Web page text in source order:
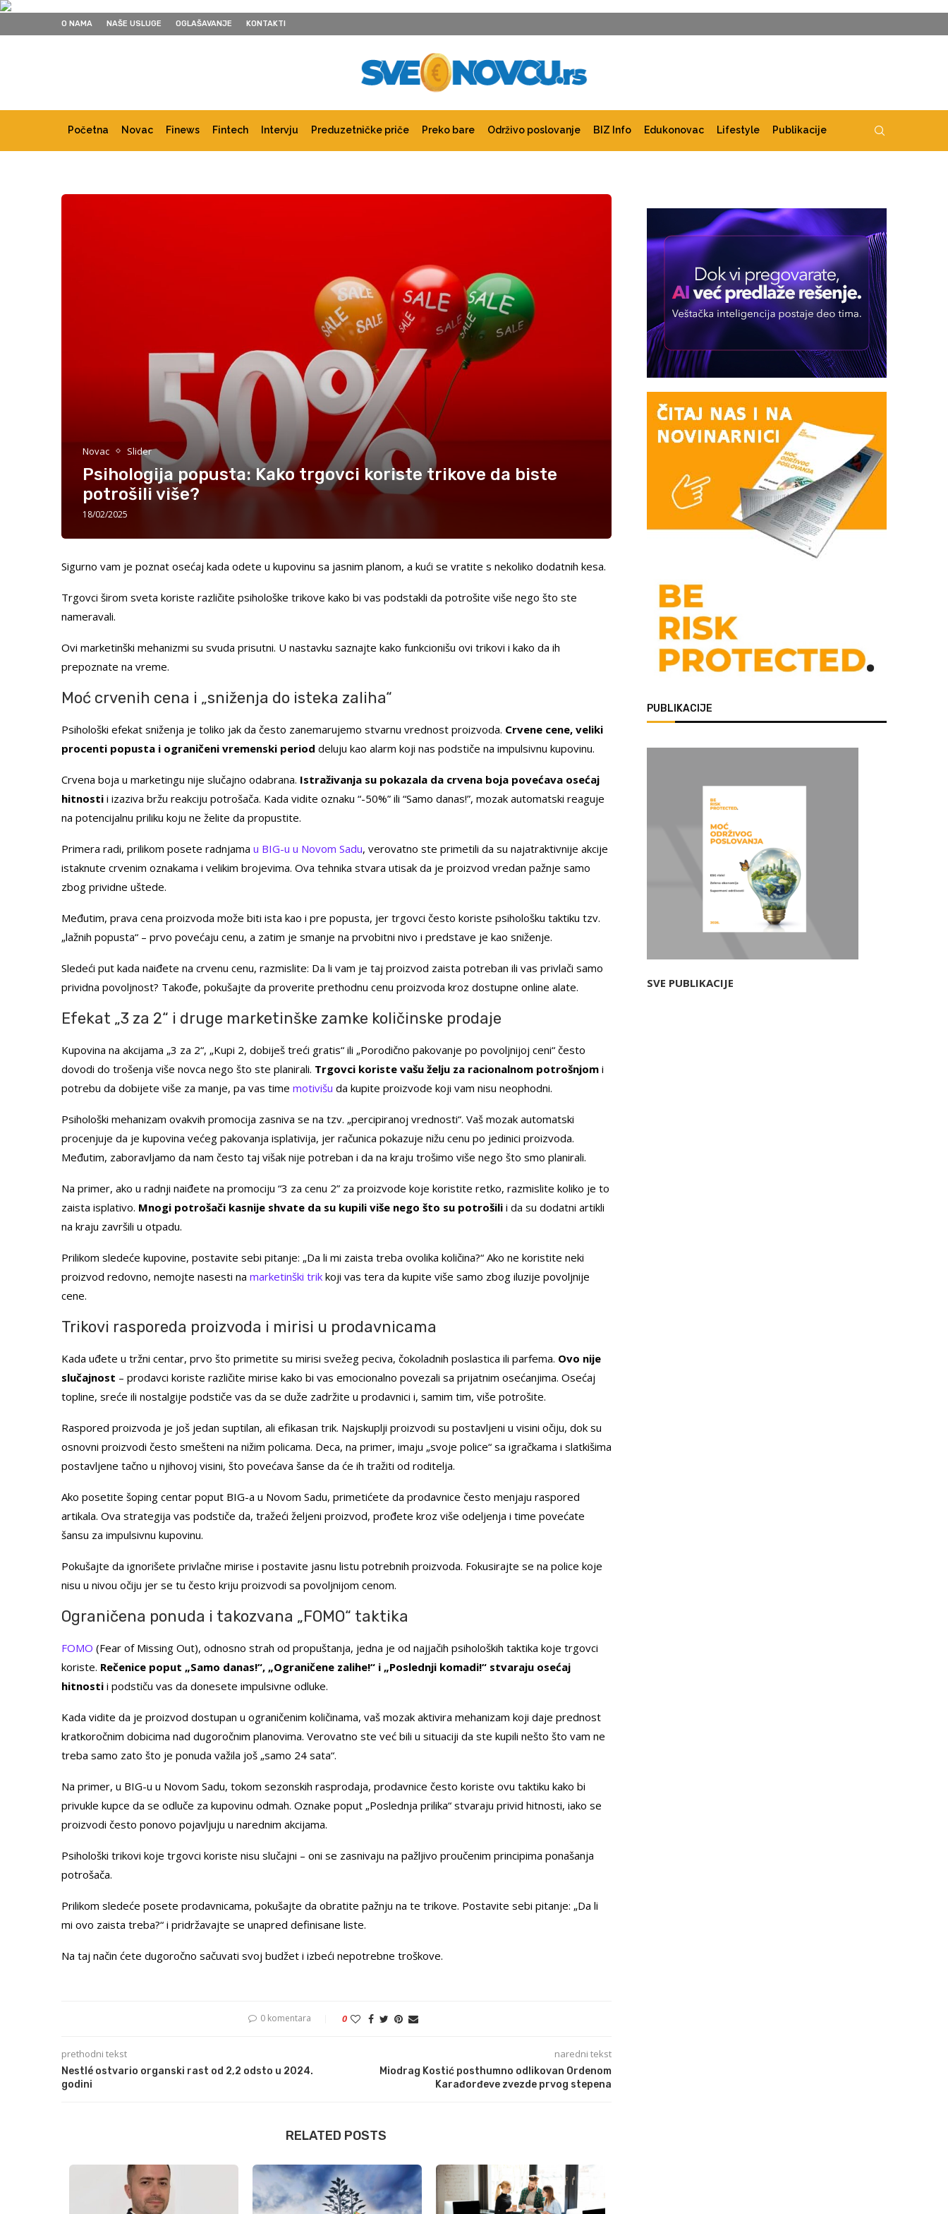
O NAMA NAŠE USLUGE OGLAŠAVANJE KONTAKTI
Početna Novac Finews Fintech Intervju Preduzetničke priče Preko bare Održivo poslovanje BIZ Info Edukonovac Lifestyle Publikacije
Novac Slider
Psihologija popusta: Kako trgovci koriste trikove da biste
potrošili više?
18/02/2025
Sigurno vam je poznat osećaj kada odete u kupovinu sa jasnim planom, a kući se vratite s nekoliko dodatnih kesa.
Trgovci širom sveta koriste različite psihološke trikove kako bi vas podstakli da potrošite više nego što ste
nameravali.
Ovi marketinški mehanizmi su svuda prisutni. U nastavku saznajte kako funkcionišu ovi trikovi i kako da ih
prepoznate na vreme.
Moć crvenih cena i „sniženja do isteka zaliha“
Psihološki efekat sniženja je toliko jak da često zanemarujemo stvarnu vrednost proizvoda. Crvene cene, veliki
procenti popusta i ograničeni vremenski period deluju kao alarm koji nas podstiče na impulsivnu kupovinu.
Crvena boja u marketingu nije slučajno odabrana. Istraživanja su pokazala da crvena boja povećava osećaj
hitnosti i izaziva bržu reakciju potrošača. Kada vidite oznaku “-50%” ili “Samo danas!”, mozak automatski reaguje
na potencijalnu priliku koju ne želite da propustite.
Primera radi, prilikom posete radnjama u BIG-u u Novom Sadu, verovatno ste primetili da su najatraktivnije akcije
istaknute crvenim oznakama i velikim brojevima. Ova tehnika stvara utisak da je proizvod vredan pažnje samo
zbog prividne uštede.
Međutim, prava cena proizvoda može biti ista kao i pre popusta, jer trgovci često koriste psihološku taktiku tzv.
„lažnih popusta“ – prvo povećaju cenu, a zatim je smanje na prvobitni nivo i predstave je kao sniženje.
Sledeći put kada naiđete na crvenu cenu, razmislite: Da li vam je taj proizvod zaista potreban ili vas privlači samo
prividna povoljnost? Takođe, pokušajte da proverite prethodnu cenu proizvoda kroz dostupne online alate.
Efekat „3 za 2“ i druge marketinške zamke količinske prodaje
Kupovina na akcijama „3 za 2“, „Kupi 2, dobiješ treći gratis“ ili „Porodično pakovanje po povoljnijoj ceni“ često
dovodi do trošenja više novca nego što ste planirali. Trgovci koriste vašu želju za racionalnom potrošnjom i
potrebu da dobijete više za manje, pa vas time motivišu da kupite proizvode koji vam nisu neophodni.
Psihološki mehanizam ovakvih promocija zasniva se na tzv. „percipiranoj vrednosti“. Vaš mozak automatski
procenjuje da je kupovina većeg pakovanja isplativija, jer računica pokazuje nižu cenu po jedinici proizvoda.
Međutim, zaboravljamo da nam često taj višak nije potreban i da na kraju trošimo više nego što smo planirali.
Na primer, ako u radnji naiđete na promociju “3 za cenu 2” za proizvode koje koristite retko, razmislite koliko je to
zaista isplativo. Mnogi potrošači kasnije shvate da su kupili više nego što su potrošili i da su dodatni artikli
na kraju završili u otpadu.
Prilikom sledeće kupovine, postavite sebi pitanje: „Da li mi zaista treba ovolika količina?“ Ako ne koristite neki
proizvod redovno, nemojte nasesti na marketinški trik koji vas tera da kupite više samo zbog iluzije povoljnije
cene.
Trikovi rasporeda proizvoda i mirisi u prodavnicama
Kada uđete u tržni centar, prvo što primetite su mirisi svežeg peciva, čokoladnih poslastica ili parfema. Ovo nije
slučajnost – prodavci koriste različite mirise kako bi vas emocionalno povezali sa prijatnim osećanjima. Osećaj
topline, sreće ili nostalgije podstiče vas da se duže zadržite u prodavnici i, samim tim, više potrošite.
Raspored proizvoda je još jedan suptilan, ali efikasan trik. Najskuplji proizvodi su postavljeni u visini očiju, dok su
osnovni proizvodi često smešteni na nižim policama. Deca, na primer, imaju „svoje police“ sa igračkama i slatkišima
postavljene tačno u njihovoj visini, što povećava šanse da će ih tražiti od roditelja.
Ako posetite šoping centar poput BIG-a u Novom Sadu, primetićete da prodavnice često menjaju raspored
artikala. Ova strategija vas podstiče da, tražeći željeni proizvod, prođete kroz više odeljenja i time povećate
šansu za impulsivnu kupovinu.
Pokušajte da ignorišete privlačne mirise i postavite jasnu listu potrebnih proizvoda. Fokusirajte se na police koje
nisu u nivou očiju jer se tu često kriju proizvodi sa povoljnijom cenom.
Ograničena ponuda i takozvana „FOMO“ taktika
FOMO (Fear of Missing Out), odnosno strah od propuštanja, jedna je od najjačih psiholoških taktika koje trgovci
koriste. Rečenice poput „Samo danas!“, „Ograničene zalihe!“ i „Poslednji komadi!“ stvaraju osećaj
hitnosti i podstiču vas da donesete impulsivne odluke.
Kada vidite da je proizvod dostupan u ograničenim količinama, vaš mozak aktivira mehanizam koji daje prednost
kratkoročnim dobicima nad dugoročnim planovima. Verovatno ste već bili u situaciji da ste kupili nešto što vam ne
treba samo zato što je ponuda važila još „samo 24 sata“.
Na primer, u BIG-u u Novom Sadu, tokom sezonskih rasprodaja, prodavnice često koriste ovu taktiku kako bi
privukle kupce da se odluče za kupovinu odmah. Oznake poput „Poslednja prilika“ stvaraju privid hitnosti, iako se
proizvodi često ponovo pojavljuju u narednim akcijama.
Psihološki trikovi koje trgovci koriste nisu slučajni – oni se zasnivaju na pažljivo proučenim principima ponašanja
potrošača.
Prilikom sledeće posete prodavnicama, pokušajte da obratite pažnju na te trikove. Postavite sebi pitanje: „Da li
mi ovo zaista treba?“ i pridržavajte se unapred definisane liste.
Na taj način ćete dugoročno sačuvati svoj budžet i izbeći nepotrebne troškove.
0 komentara 0
prethodni tekst
Nestlé ostvario organski rast od 2,2 odsto u 2024.
godini
naredni tekst
Miodrag Kostić posthumno odlikovan Ordenom
Karađorđeve zvezde prvog stepena
RELATED POSTS
PUBLIKACIJE
SVE PUBLIKACIJE